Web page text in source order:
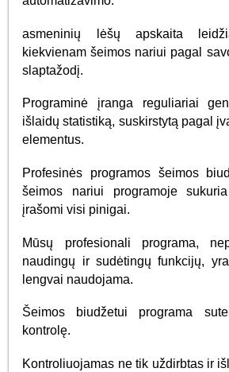
asmeninių lėšų apskaita
kiekvienam šeimos nariui pagal
slaptažodį.
Programinė įranga reguliariai
išlaidų statistiką, suskirstytą pagal
elementus.
Profesinės programos šeimos
šeimos nariui programoje
įrašomi visi pinigai.
Mūsų profesionali programa,
naudingų ir sudėtingų funkcijų,
lengvai naudojama.
Šeimos biudžetui programa
kontrolę.
Kontroliuojamas ne tik uždirbtas ir